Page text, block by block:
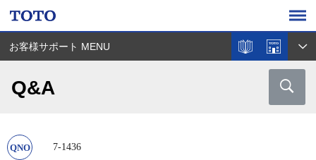
お客様サポート MENU
Q&A
7-1436